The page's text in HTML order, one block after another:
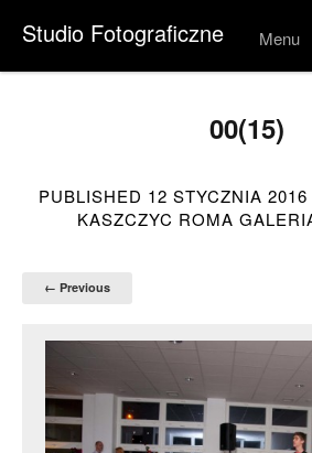
Studio Fotograficzne Menu
Skip to
00(15)
PUBLISHED 12 STYCZNIA 2016
KASZCZYC ROMA
← Previous